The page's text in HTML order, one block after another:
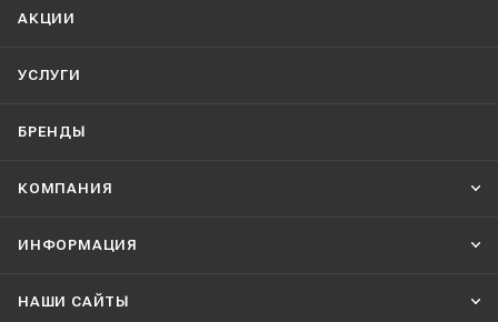
АКЦИИ
УСЛУГИ
БРЕНДЫ
КОМПАНИЯ
ИНФОРМАЦИЯ
НАШИ CАЙТЫ